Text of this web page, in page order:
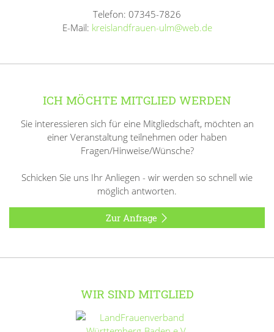
Telefon: 07345-7826
E-Mail: kreislandfrauen-ulm@web.de
ICH MÖCHTE MITGLIED WERDEN
Sie interessieren sich für eine Mitgliedschaft, möchten an
einer Veranstaltung teilnehmen oder haben
Fragen/Hinweise/Wünsche?
Schicken Sie uns Ihr Anliegen - wir werden so schnell wie
möglich antworten.
Zur Anfrage
WIR SIND MITGLIED